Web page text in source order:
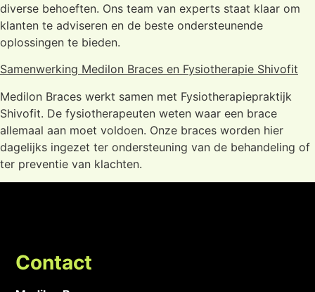
diverse behoeften. Ons team van experts staat klaar om
klanten te adviseren en de beste ondersteunende
oplossingen te bieden.
Samenwerking Medilon Braces en Fysiotherapie Shivofit
Medilon Braces werkt samen met Fysiotherapiepraktijk
Shivofit. De fysiotherapeuten weten waar een brace
allemaal aan moet voldoen. Onze braces worden hier
dagelijks ingezet ter ondersteuning van de behandeling of
ter preventie van klachten.
Contact